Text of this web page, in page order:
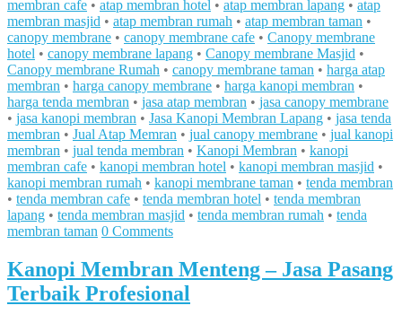
membran cafe • atap membran hotel • atap membran lapang • atap
membran masjid • atap membran rumah • atap membran taman •
canopy membrane • canopy membrane cafe • Canopy membrane
hotel • canopy membrane lapang • Canopy membrane Masjid •
Canopy membrane Rumah • canopy membrane taman • harga atap
membran • harga canopy membrane • harga kanopi membran •
harga tenda membran • jasa atap membran • jasa canopy membrane
• jasa kanopi membran • Jasa Kanopi Membran Lapang • jasa tenda
membran • Jual Atap Memran • jual canopy membrane • jual kanopi
membran • jual tenda membran • Kanopi Membran • kanopi
membran cafe • kanopi membran hotel • kanopi membran masjid •
kanopi membran rumah • kanopi membrane taman • tenda membran
• tenda membran cafe • tenda membran hotel • tenda membran
lapang • tenda membran masjid • tenda membran rumah • tenda
membran taman 0 Comments
Kanopi Membran Menteng – Jasa Pasang
Terbaik Profesional